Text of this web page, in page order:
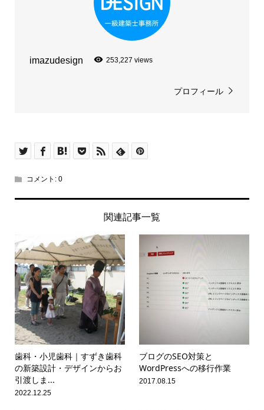
imazudesign 253,227 views
プロフィール
コメント: 0
関連記事一覧
歯科・小児歯科｜すずき歯科
の新築設計・デザインからお
引渡しま...
2022.12.25
ブログのSEO対策と
WordPressへの移行作業
2017.08.15